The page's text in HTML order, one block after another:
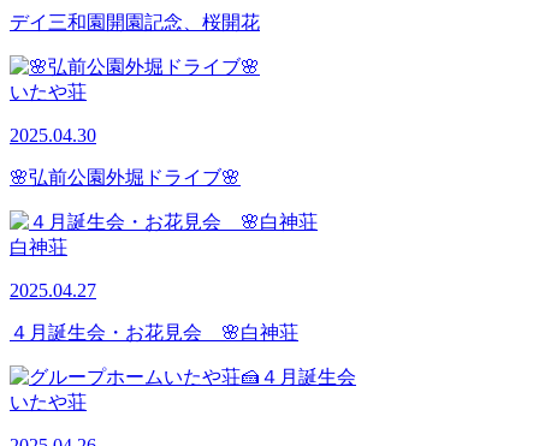
デイ三和園開園記念、桜開花
いたや荘
2025.04.30
🌸弘前公園外堀ドライブ🌸
白神荘
2025.04.27
４月誕生会・お花見会 🌸白神荘
いたや荘